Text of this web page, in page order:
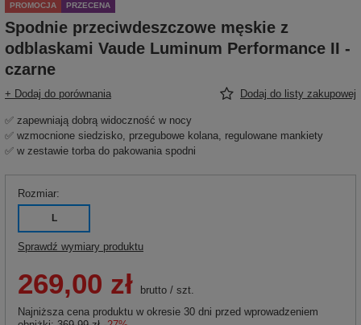
PROMOCJA PRZECENA
Spodnie przeciwdeszczowe męskie z
odblaskami Vaude Luminum Performance II -
czarne
+ Dodaj do porównania Dodaj do listy zakupowej
✅ zapewniają dobrą widoczność w nocy
✅ wzmocnione siedzisko, przegubowe kolana, regulowane mankiety
✅ w zestawie torba do pakowania spodni
Rozmiar
L
Sprawdź wymiary produktu
269,00 zł brutto / szt.
Najniższa cena produktu w okresie 30 dni przed wprowadzeniem